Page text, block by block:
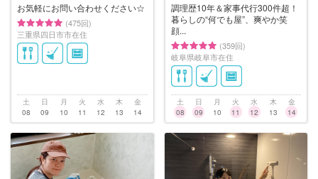
お気軽にお問い合わせください☆
(475回)
三重県四日市市在住
土
08
日
09
月
10
火
11
水
12
木
13
金
14
調理歴10年＆家事代行300件超！
暮らしの“何でも屋”、爽やか笑
顔...
(359回)
岐阜県岐阜市在住
土
08
日
09
月
10
火
11
水
12
木
13
金
14